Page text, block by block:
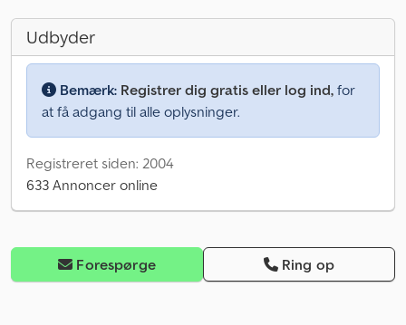
Udbyder
Bemærk: Registrer dig gratis eller log ind, for
at få adgang til alle oplysninger.
Registreret siden: 2004
633 Annoncer online
Forespørge Ring op